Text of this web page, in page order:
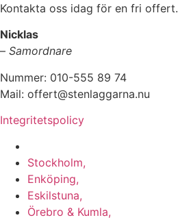
Kontakta oss idag för en fri offert.
Nicklas
– Samordnare
Nummer: 010-555 89 74
Mail: offert@stenlaggarna.nu
Integritetspolicy
Stockholm,
Enköping,
Eskilstuna,
Örebro & Kumla,